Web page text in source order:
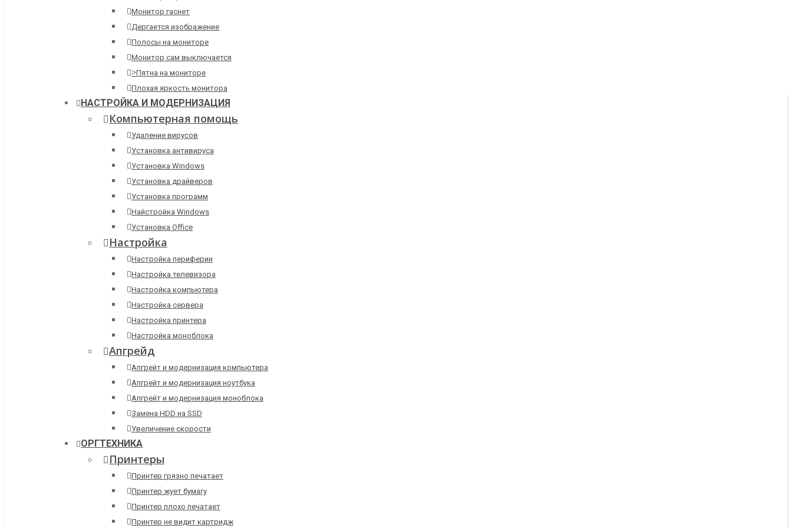
Монитор гаснет
Дергается изображение
Полосы на мониторе
Монитор сам выключается
>Пятна на мониторе
Плохая яркость монитора
НАСТРОЙКА И МОДЕРНИЗАЦИЯ
Компьютерная помощь
Удаление вирусов
Установка антивируса
Установка Windows
Установка драйверов
Установка программ
Найстройка Windows
Установка Office
Настройка
Настройка периферии
Настройка телевизора
Настройка компьютера
Настройка сервера
Настройка принтера
Настройка моноблока
Апгрейд
Апгрейт и модернизация компьютера
Апгрейт и модернизация ноутбука
Апгрейт и модернизация моноблока
Замена HDD на SSD
Увеличение скорости
ОРГТЕХНИКА
Принтеры
Принтер грязно печатает
Принтер жует бумагу
Принтер плохо печатает
Принтер не видит картридж